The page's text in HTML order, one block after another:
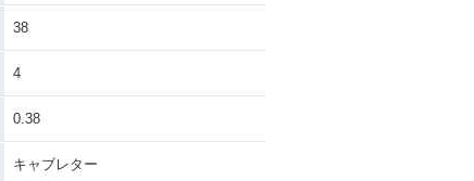
38
4
0.38
キャブレター